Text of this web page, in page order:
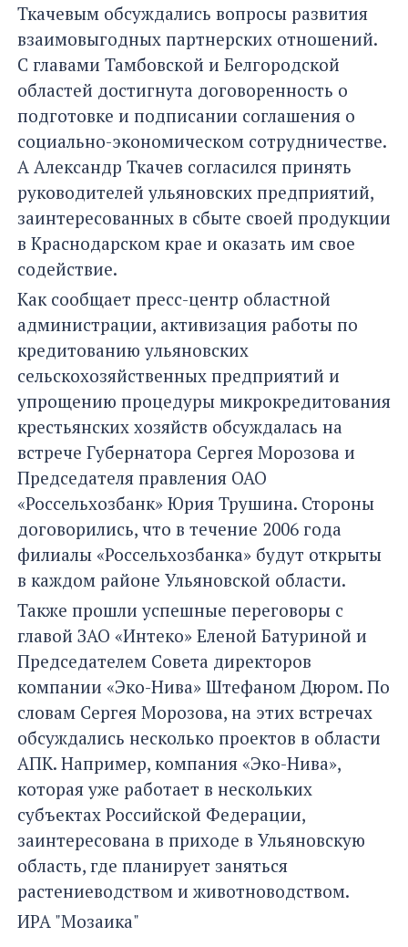
Ткачевым обсуждались вопросы развития
взаимовыгодных партнерских отношений.
С главами Тамбовской и Белгородской
областей достигнута договоренность о
подготовке и подписании соглашения о
социально-экономическом сотрудничестве.
А Александр Ткачев согласился принять
руководителей ульяновских предприятий,
заинтересованных в сбыте своей продукции
в Краснодарском крае и оказать им свое
содействие.
Как сообщает пресс-центр областной
администрации, активизация работы по
кредитованию ульяновских
сельскохозяйственных предприятий и
упрощению процедуры микрокредитования
крестьянских хозяйств обсуждалась на
встрече Губернатора Сергея Морозова и
Председателя правления ОАО
«Россельхозбанк» Юрия Трушина. Стороны
договорились, что в течение 2006 года
филиалы «Россельхозбанка» будут открыты
в каждом районе Ульяновской области.
Также прошли успешные переговоры с
главой ЗАО «Интеко» Еленой Батуриной и
Председателем Совета директоров
компании «Эко-Нива» Штефаном Дюром. По
словам Сергея Морозова, на этих встречах
обсуждались несколько проектов в области
АПК. Например, компания «Эко-Нива»,
которая уже работает в нескольких
субъектах Российской Федерации,
заинтересована в приходе в Ульяновскую
область, где планирует заняться
растениеводством и животноводством.
ИРА "Мозаика"